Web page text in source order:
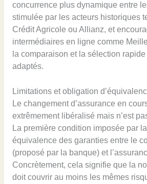
concurrence plus dynamique entre
stimulée par les acteurs historiques
Crédit Agricole ou Allianz, et
intermédiaires en ligne comme
la comparaison et la sélection
adaptés.
Limitations et obligation
Le changement d’assurance en
extrêmement libéralisé mais n’est
La première condition imposée par
équivalence des garanties entre le
(proposé par la banque) et
Concrètement, cela signifie que la
doit couvrir au moins les mêmes